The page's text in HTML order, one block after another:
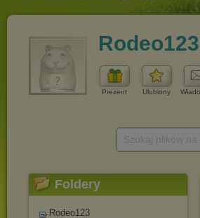
Rodeo123
Prezent Ulubiony
Foldery
Rodeo123